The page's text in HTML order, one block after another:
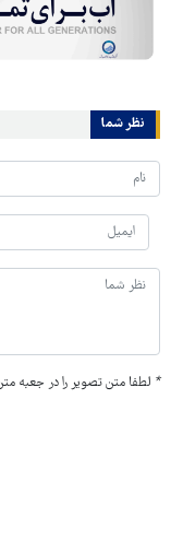
نظر شما
* لطفا متن تصویر را در جعبه